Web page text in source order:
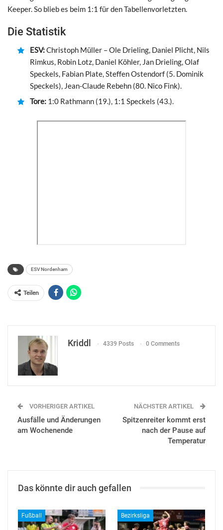
Keeper. So blieb es beim 1:1 für den Tabellenvorletzten.
Die Statistik
ESV:Christoph Müller – Ole Drieling, Daniel Plicht, Nils
Rimkus, Robin Lotz, Daniel Köhler, Jan Drieling, Olaf
Speckels, Fabian Plate, Steffen Ostendorf (5. Dominik
Speckels), Jean-Claude Rebehn (80. Nico Fink).
Tore: 1:0 Rathmann (19.), 1:1 Speckels (43.).
ESV Nordenham
Teilen
Kriddl 4339 Posts 0 Comments
VORHERIGER ARTIKEL
Ausfälle und Änderungen
am Wochenende
NÄCHSTER ARTIKEL
Spitzenreiter kommt erst
nach der Pause auf
Temperatur
Das könnte dir auch gefallen
Fußball Bezirksliga